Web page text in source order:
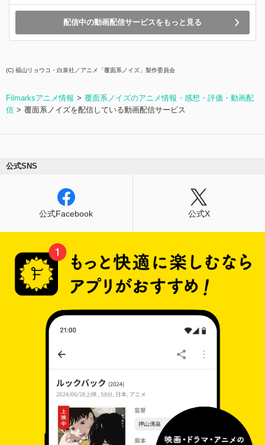
配信中の動画配信サービスをもっと見る
(C) 福山リョウコ・白泉社／アニメ「覆面系ノイズ」製作委員会
Filmarksアニメ情報
覆面系ノイズのアニメ情報・感想・評価・動画配
信
覆面系ノイズを配信している動画配信サービス
公式SNS
公式Facebook 公式X